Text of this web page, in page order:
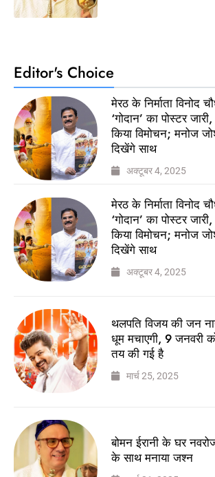
Editor's Choice
मेरठ के निर्माता विनोद
‘गोदान’ का पोस्टर
किया विमोचन; मनोज
दिखेंगे साथ
अक्टूबर 4, 2025
मेरठ के निर्माता विनोद
‘गोदान’ का पोस्टर
किया विमोचन; मनोज
दिखेंगे साथ
अक्टूबर 4, 2025
थलपति विजय की जन
धूम मचाएगी, 9 जनवरी
तय की गई है
मार्च 25, 2025
बोमन ईरानी के घर
के साथ मनाया जश्न